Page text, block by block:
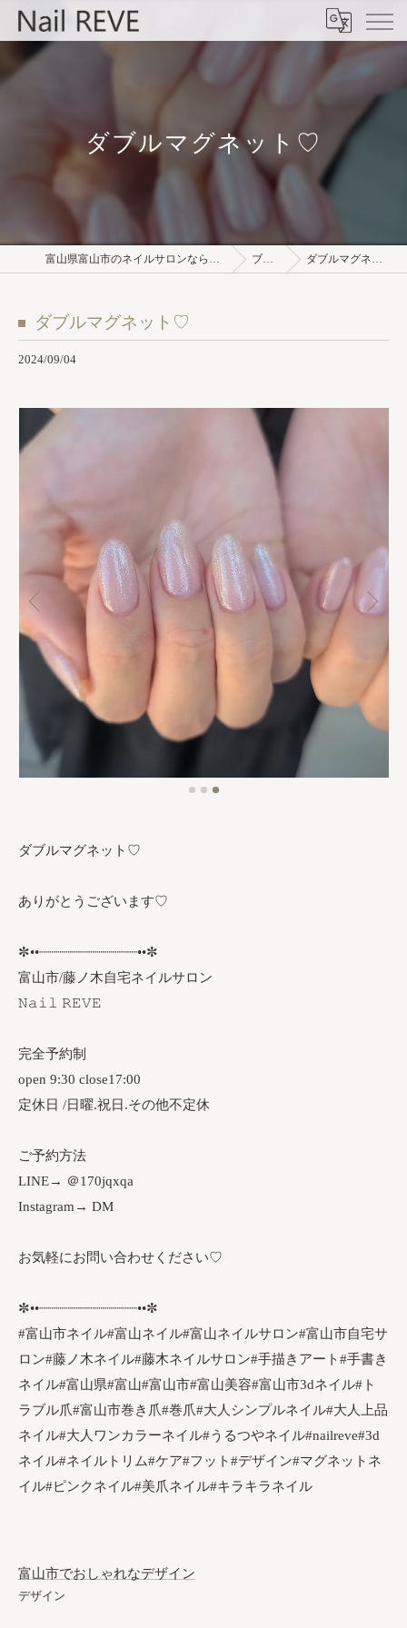
ダブルマグネット♡
富山県富山市のネイルサロンならNail REVE ブログ ダブルマグネット♡
ダブルマグネット♡
2024/09/04
ダブルマグネット♡
ありがとうございます♡
✼••┈┈┈┈┈┈┈┈┈┈┈┈••✼
富山市/藤ノ木自宅ネイルサロン
𝙽𝚊𝚒𝚕 𝚁𝙴𝚅𝙴
完全予約制
open 9:30 close17:00
定休日 /日曜.祝日.その他不定休
ご予約方法
LINE→ ＠170jqxqa
Instagram→ DM
お気軽にお問い合わせください♡
✼••┈┈┈┈┈┈┈┈┈┈┈┈••✼
#富山市ネイル#富山ネイル#富山ネイルサロン#富山市自宅サ
ロン#藤ノ木ネイル#藤木ネイルサロン#手描きアート#手書き
ネイル#富山県#富山#富山市#富山美容#富山市3dネイル#ト
ラブル爪#富山市巻き爪#巻爪#大人シンプルネイル#大人上品
ネイル#大人ワンカラーネイル#うるつやネイル#nailreve#3d
ネイル#ネイルトリム#ケア#フット#デザイン#マグネットネ
イル#ピンクネイル#美爪ネイル#キラキラネイル
富山市でおしゃれなデザイン
デザイン